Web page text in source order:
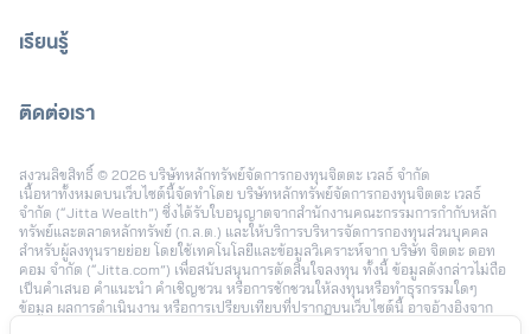
เรียนรู้
ติดต่อเรา
สงวนลิขสิทธิ์ © 2026 บริษัทหลักทรัพย์จัดการกองทุนจิตตะ เวลธ์ จำกัด
เนื้อหาทั้งหมดบนเว็บไซต์นี้จัดทำโดย บริษัทหลักทรัพย์จัดการกองทุนจิตตะ เวลธ์
จำกัด (“Jitta Wealth”) ซึ่งได้รับใบอนุญาตจากสำนักงานคณะกรรมการกำกับหลัก
ทรัพย์และตลาดหลักทรัพย์ (ก.ล.ต.) และให้บริการบริหารจัดการกองทุนส่วนบุคคล
สำหรับผู้ลงทุนรายย่อย โดยใช้เทคโนโลยีและข้อมูลวิเคราะห์จาก บริษัท จิตตะ ดอท
คอม จำกัด (“Jitta.com”) เพื่อสนับสนุนการตัดสินใจลงทุน ทั้งนี้ ข้อมูลดังกล่าวไม่ถือ
เป็นคำเสนอ คำแนะนำ คำเชิญชวน หรือการชักชวนให้ลงทุนหรือทำธุรกรรมใดๆ
ข้อมูล ผลการดำเนินงาน หรือการเปรียบเทียบที่ปรากฏบนเว็บไซต์นี้ อาจอ้างอิงจาก